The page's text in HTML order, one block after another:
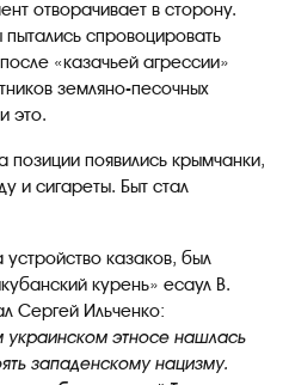
отворачивает в сторону.
спровоцировать
«казачьей агрессии»
земляно-песочных
это.
позиции появились крымчанки,
и сигареты. Быт стал
казаков, был
курень» есаул В.
Сергей Ильченко:
украинском этносе нашлась
западенскому нацизму.